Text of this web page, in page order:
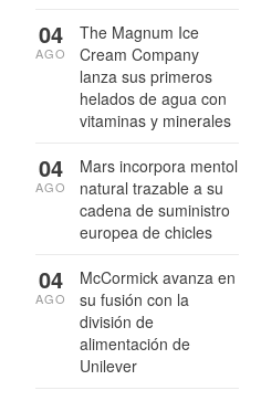
The Magnum Ice
Cream Company
lanza sus primeros
helados de agua con
vitaminas y minerales
04
AGO
Mars incorpora mentol
natural trazable a su
cadena de suministro
europea de chicles
04
AGO
McCormick avanza en
su fusión con la
división de
alimentación de
Unilever
04
AGO